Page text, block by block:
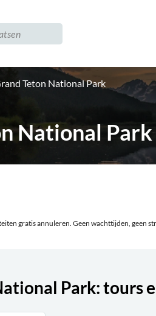
Teton National Park
National Park
gratis annuleren. Geen wachttijden, geen
Park: tours